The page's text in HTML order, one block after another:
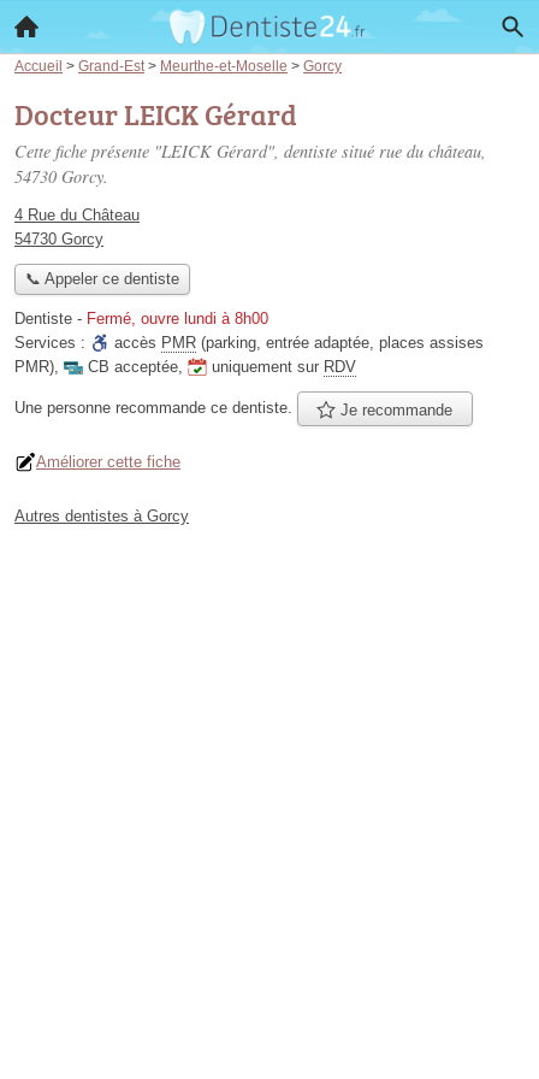
Accueil > Grand-Est > Meurthe-et-Moselle > Gorcy
Docteur LEICK Gérard
Cette fiche présente "LEICK Gérard", dentiste situé rue du château,
54730 Gorcy.
4 Rue du Château
54730 Gorcy
📞 Appeler ce dentiste
Dentiste - Fermé, ouvre lundi à 8h00
Services :
accès PMR (parking, entrée adaptée, places assises
PMR), CB acceptée, uniquement sur RDV
Une personne recommande ce dentiste. Je recommande
Améliorer cette fiche
Autres dentistes à Gorcy